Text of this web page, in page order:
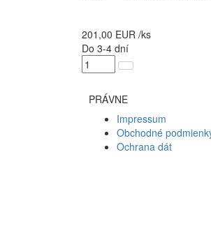
201,00 EUR /ks
Do 3-4 dní
PRÁVNE
Impressum
Obchodné
Ochrana dát